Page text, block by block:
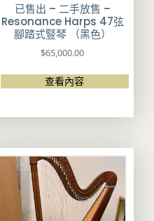
已售出 – 二手放售 –
Resonance Harps 47弦
腳踏式豎琴 （黑色）
$65,000.00
查看內容